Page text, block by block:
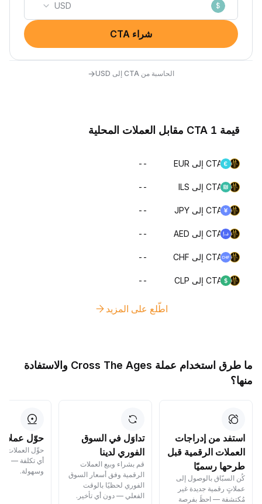
$
USD
شراء CTA
الحاسبة من CTA إلى USD →
قيمة 1 CTA مقابل العملات المحلية
CTA إلى EUR --
CTA إلى ILS --
CTA إلى JPY --
CTA إلى AED --
CTA إلى CHF --
CTA إلى CLP --
اطّلع على المزيد
ما طرق استخدام عملة Cross The Ages والاستفادة
منها؟
استفد من إدراجات
العملات الرقمية قبل
طرحها رسميًا
كُن السبّاق بالوصول إلى
عملاتٍ رقمية جديدة غير
مُكتشفة — احظَ بفرصة
تداوَل في السوق
الفوري لدينا
قم بشراء وبيع العملات
الرقمية وفق أسعار السوق
الفوري لحظيًا بالوقت
الفعلي — دون أي تأخير.
حوّل
حوِّل العملات
أي تكلفة —
وسهولة.